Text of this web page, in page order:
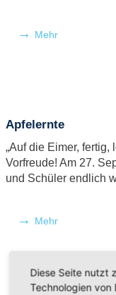
Mehr
Apfelernte
„Auf die Eimer,
Vorfreude! Am 27.
und Schüler endlich
Mehr
Diese Seite nutzt
Technologien